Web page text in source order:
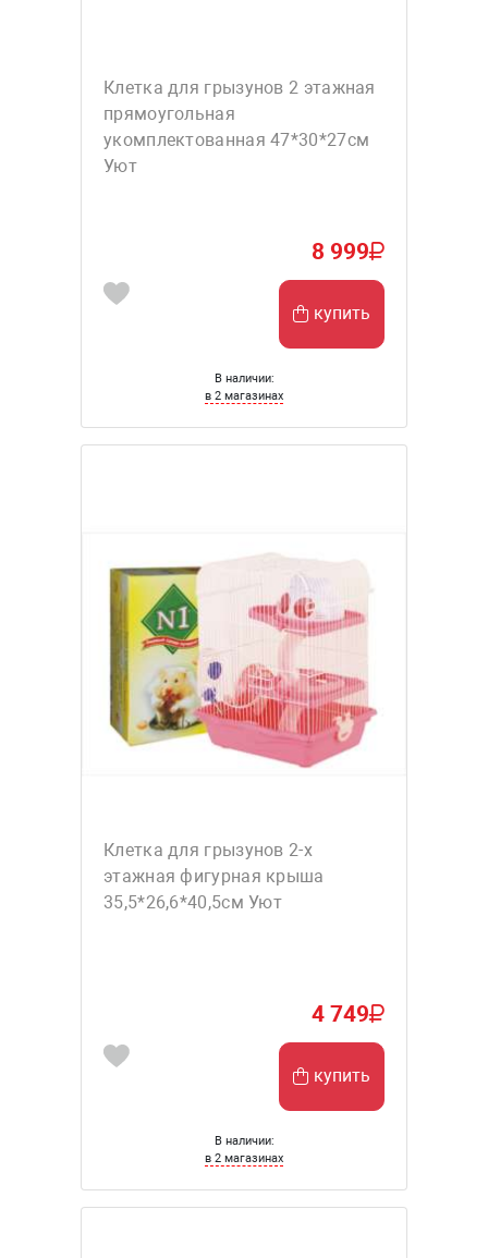
Клетка для грызунов 2 этажная
прямоугольная
укомплектованная 47*30*27см
Уют
8 999
купить
В наличии:
в 2 магазинах
Клетка для грызунов 2-х
этажная фигурная крыша
35,5*26,6*40,5см Уют
4 749
купить
В наличии:
в 2 магазинах